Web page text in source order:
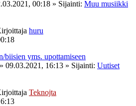
00:18 » Sijainti: Muu musiikki
huru
biisien yms. upottamiseen
» 09.03.2021, 16:13 » Sijainti: Uutiset
Teknojta